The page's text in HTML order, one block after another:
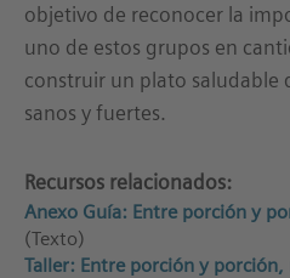
objetivo de reconocer la
uno de estos grupos en
construir un plato saludable
sanos y fuertes.
Recursos relacionados:
Anexo Guía: Entre porción y
(Texto)
Taller: Entre porción y